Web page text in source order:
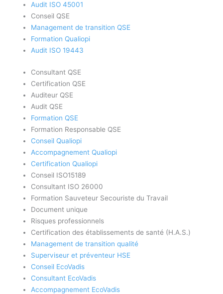
Audit ISO 45001
Conseil QSE
Management de transition QSE
Formation Qualiopi
Audit ISO 19443
Consultant QSE
Certification QSE
Auditeur QSE
Audit QSE
Formation QSE
Formation Responsable QSE
Conseil Qualiopi
Accompagnement Qualiopi
Certification Qualiopi
Conseil ISO15189
Consultant ISO 26000
Formation Sauveteur Secouriste du Travail
Document unique
Risques professionnels
Certification des établissements de santé (H.A.S.)
Management de transition qualité
Superviseur et préventeur HSE
Conseil EcoVadis
Consultant EcoVadis
Accompagnement EcoVadis